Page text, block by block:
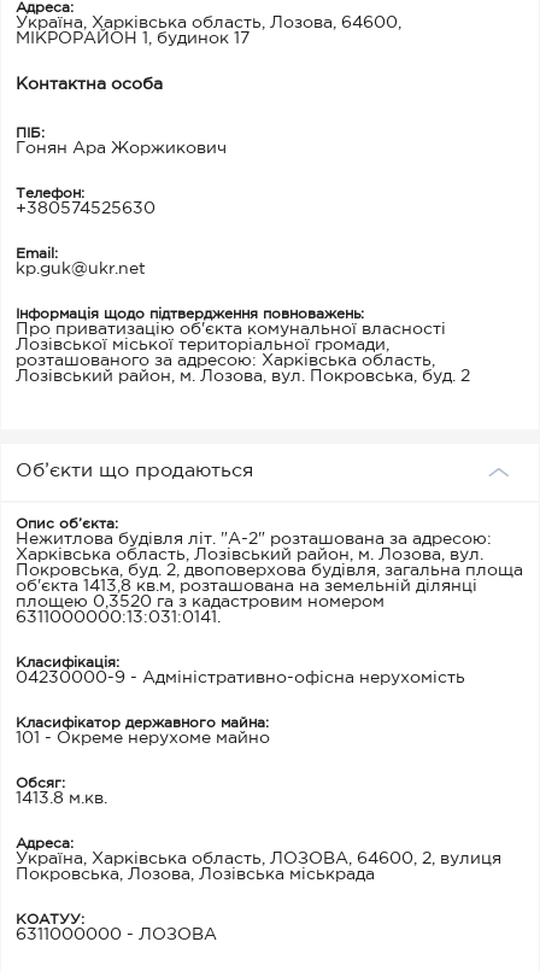
Адреса:
Україна, Харківська область, Лозова, 64600,
МІКРОРАЙОН 1, будинок 17
Контактна особа
ПІБ:
Гонян Ара Жоржикович
Телефон:
+380574525630
Email:
kp.guk@ukr.net
Інформація щодо підтвердження повноважень:
Про приватизацію об'єкта комунальної власності
Лозівської міської територіальної громади,
розташованого за адресою: Харківська область,
Лозівський район, м. Лозова, вул. Покровська, буд. 2
Об’єкти що продаються
Опис об’єкта:
Нежитлова будівля літ. "А-2" розташована за адресою:
Харківська область, Лозівський район, м. Лозова, вул.
Покровська, буд. 2, двоповерхова будівля, загальна площа
об'єкта 1413,8 кв.м, розташована на земельній ділянці
площею 0,3520 га з кадастровим номером
6311000000:13:031:0141.
Класифікація:
04230000-9 - Адміністративно-офісна нерухомість
Класифікатор державного майна:
101 - Окреме нерухоме майно
Обсяг:
1413.8 м.кв.
Адреса:
Україна, Харківська область, ЛОЗОВА, 64600, 2, вулиця
Покровська, Лозова, Лозівська міськрада
КОАТУУ:
6311000000 - ЛОЗОВА